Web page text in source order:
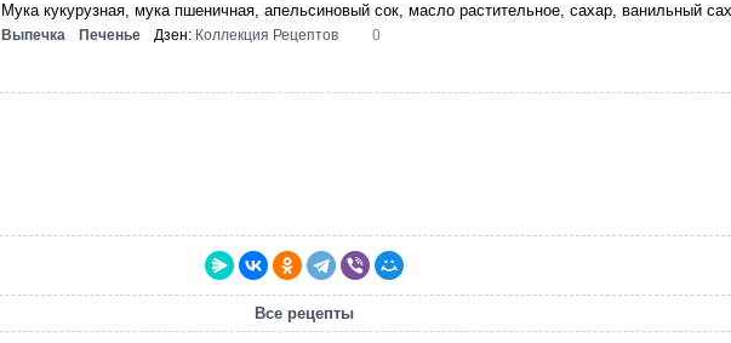
Мука кукурузная, мука пшеничная, апельсиновый сок, масло растительное, сахар, ванильный
Выпечка Печенье Дзен: Коллекция Рецептов 0
Все рецепты